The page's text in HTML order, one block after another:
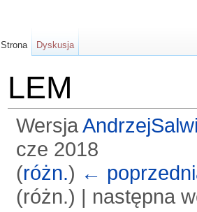
LEM
Wersja
cze 2018
(różn.) ←
(różn.) | następna
Strona Dyskusja